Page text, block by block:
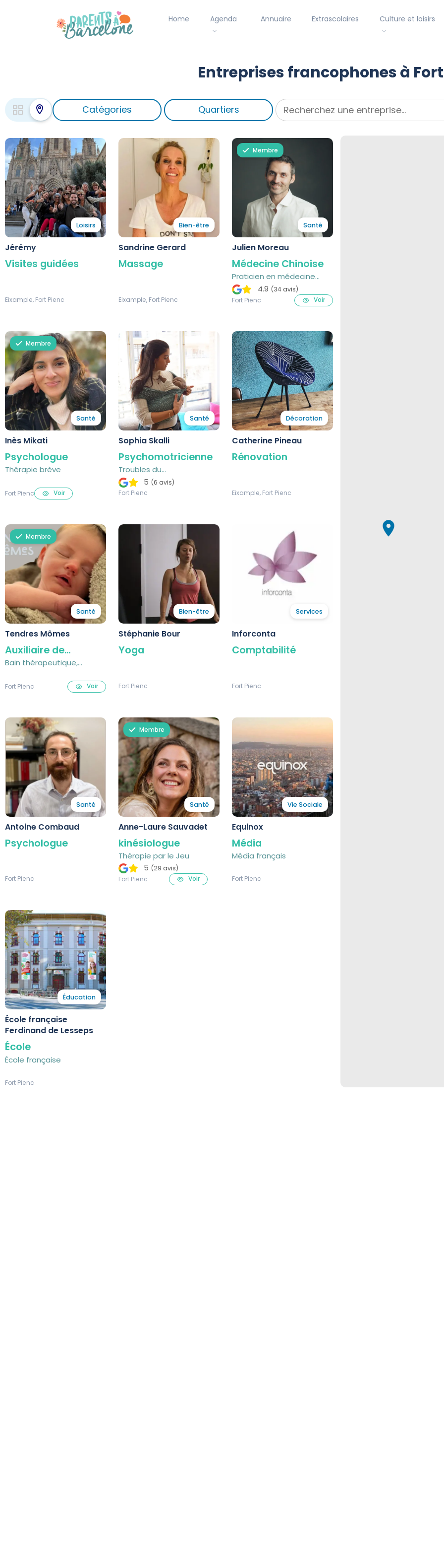
Home Agenda Annuaire Extrascolaires Culture et loisirs
Entreprises francophones à
Catégories Quartiers
Loisirs
Jérémy
Visites guidées
Eixample, Fort Pienc
Bien-être
Sandrine Gerard
Massage
Eixample, Fort Pienc
Membre
Santé
Julien Moreau
Médecine Chinoise
Praticien en médecine
traditionnelle chinoise
4.9 (34 avis)
Fort Pienc
Voir
Membre
Santé
Inès Mikati
Psychologue
Thérapie brève
Fort Pienc Voir
Santé
Sophia Skalli
Psychomotricienne
Troubles du
développement, retards
psychomoteurs
5 (6 avis)
Fort Pienc
Décoration
Catherine Pineau
Rénovation
Eixample, Fort Pienc
Membre
Santé
Tendres Mômes
Auxiliaire de
puériculture
Bain thérapeutique,
Fort Pienc Voir
Bien-être
Stéphanie Bour
Yoga
Fort Pienc
Services
Inforconta
Comptabilité
Fort Pienc
Santé
Antoine Combaud
Psychologue
Fort Pienc
Membre
Santé
Anne-Laure Sauvadet
kinésiologue
Thérapie par le Jeu
5 (29 avis)
Fort Pienc
Voir
Vie Sociale
Equinox
Média
Média français
Fort Pienc
Éducation
École française
Ferdinand de Lesseps
École
École française
Fort Pienc